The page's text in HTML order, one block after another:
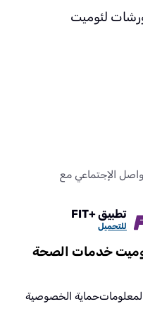
لئوميت
الإجتماعي مع
تطبيق +FIT
للتحميل
خدمات الصحة
حماية الخصوصية